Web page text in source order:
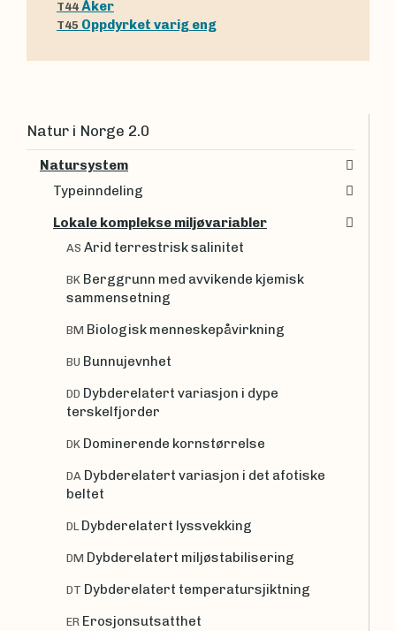
T44 Åker
T45 Oppdyrket varig eng
Natur i Norge 2.0
Natursystem
Typeinndeling
Lokale komplekse miljøvariabler
AS Arid terrestrisk salinitet
BK Berggrunn med avvikende kjemisk
sammensetning
BM Biologisk menneskepåvirkning
BU Bunnujevnhet
DD Dybderelatert variasjon i dype
terskelfjorder
DK Dominerende kornstørrelse
DA Dybderelatert variasjon i det afotiske
beltet
DL Dybderelatert lyssvekking
DM Dybderelatert miljøstabilisering
DT Dybderelatert temperatursjiktning
ER Erosjonsutsatthet